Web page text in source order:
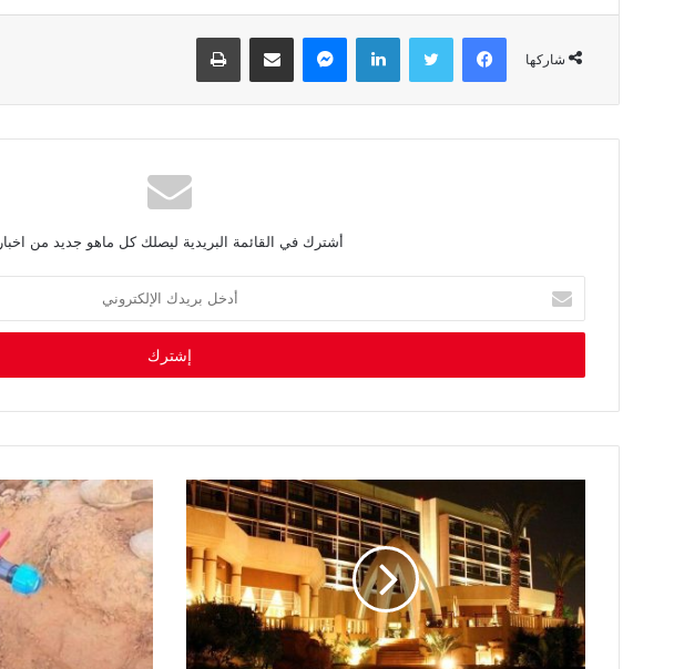
شاركها
فيسبوك تويتر لينكدإن ماسنجر مشاركة عبر البريد طباعة
أشترك في القائمة البريدية ليصلك كل ماهو جديد من اخبار
خ
ب
د
ل
ت
ر
و